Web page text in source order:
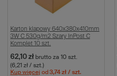
Karton klapowy 640x380x410mm
3W C 530g/m2 Szary InPost C
Komplet 10 szt.
62,10 zł brutto za 10 szt.
(6,21 zł / szt.)
Kup więcej od 3,74 zł / szt.